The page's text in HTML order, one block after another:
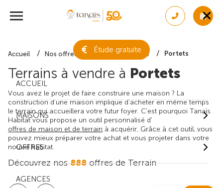
Étude gratuite
ACCUEIL
MAISONS
OFFRES
AGENCES
Accueil Nos offres de terrain Gironde Portets
Terrains à vendre à Portets
Vous avez le projet de faire construire une maison ? La
construction d'une maison implique d'acheter en même temps
le terrain qui accueillera votre futur foyer. C'est pourquoi Tanaïs
Habitat vous propose un outil personnalisé d'
offres de maison et de terrain à acquérir. Grâce à cet outil, vous
pouvez mieux préparer votre achat et vous projeter dans votre
nouvel habitat.
Découvrez nos888offres de Terrain